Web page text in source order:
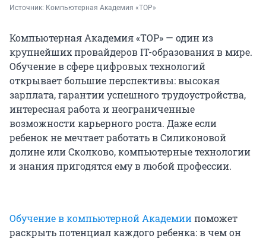
Источник: Компьютерная Академия «ТОР»
Компьютерная Академия «ТОР» — один из
крупнейших провайдеров IT-образования в мире.
Обучение в сфере цифровых технологий
открывает большие перспективы: высокая
зарплата, гарантии успешного трудоустройства,
интересная работа и неограниченные
возможности карьерного роста. Даже если
ребенок не мечтает работать в Силиконовой
долине или Сколково, компьютерные технологии
и знания пригодятся ему в любой профессии.
Обучение в компьютерной Академиипоможет
раскрыть потенциал каждого ребенка: в чем он